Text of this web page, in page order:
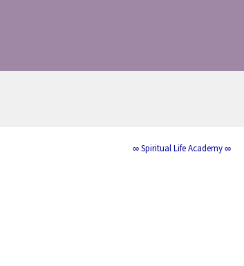
∞ Spiritual Life Academy ∞